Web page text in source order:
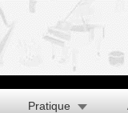
Pratique